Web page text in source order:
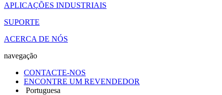
APLICAÇÕES INDUSTRIAIS
SUPORTE
ACERCA DE NÓS
navegação
CONTACTE-NOS
ENCONTRE UM REVENDEDOR
Portuguesa